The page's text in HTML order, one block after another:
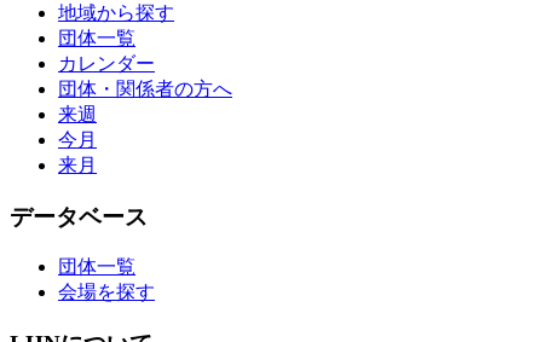
地域から探す
団体一覧
カレンダー
団体・関係者の方へ
来週
今月
来月
データベース
団体一覧
会場を探す